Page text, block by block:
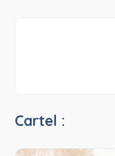
Cartel :